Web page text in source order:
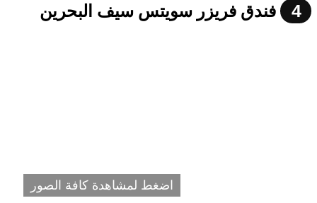
4 فندق فريزر سويتس سيف البحرين
اضغط لمشاهدة كافة الصور